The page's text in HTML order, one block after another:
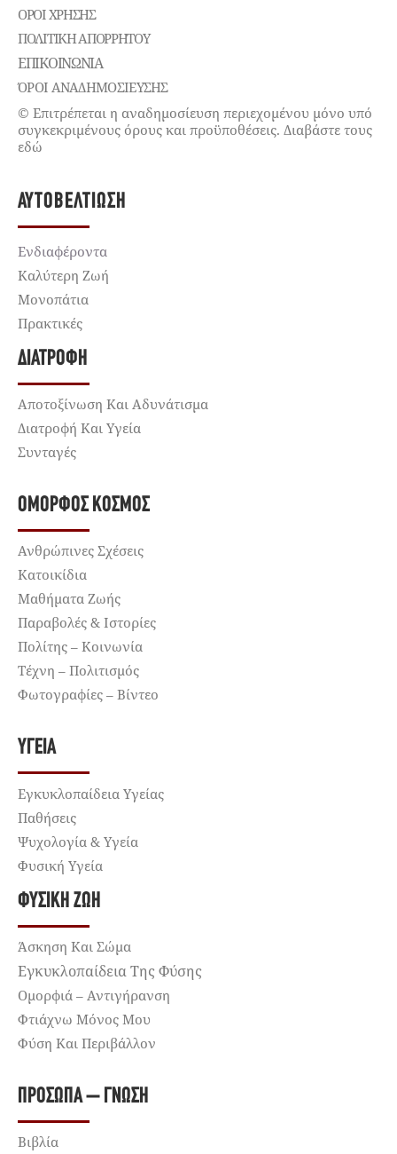
ΌΡΟΙ ΧΡΉΣΗΣ
ΠΟΛΙΤΙΚΉ ΑΠΟΡΡΉΤΟΥ
ΕΠΙΚΟΙΝΩΝΊΑ
ΌΡΟΙ ΑΝΑΔΗΜΟΣΙΕΥΣΗΣ
© Επιτρέπεται η αναδημοσίευση περιεχομένου μόνο υπό
συγκεκριμένους όρους και προϋποθέσεις. Διαβάστε τους
εδώ
ΑΥΤΟΒΕΛΤΊΩΣΗ
Ενδιαφέροντα
Καλύτερη Ζωή
Μονοπάτια
Πρακτικές
ΔΙΑΤΡΟΦΉ
Αποτοξίνωση Και Αδυνάτισμα
Διατροφή Και Υγεία
Συνταγές
ΌΜΟΡΦΟΣ ΚΌΣΜΟΣ
Ανθρώπινες Σχέσεις
Κατοικίδια
Μαθήματα Ζωής
Παραβολές & Ιστορίες
Πολίτης – Κοινωνία
Τέχνη – Πολιτισμός
Φωτογραφίες – Βίντεο
ΥΓΕΊΑ
Εγκυκλοπαίδεια Υγείας
Παθήσεις
Ψυχολογία & Υγεία
Φυσική Υγεία
ΦΥΣΙΚΉ ΖΩΉ
Άσκηση Και Σώμα
Εγκυκλοπαίδεια Της Φύσης
Ομορφιά – Αντιγήρανση
Φτιάχνω Μόνος Μου
Φύση Και Περιβάλλον
ΠΡΌΣΩΠΑ – ΓΝΏΣΗ
Βιβλία